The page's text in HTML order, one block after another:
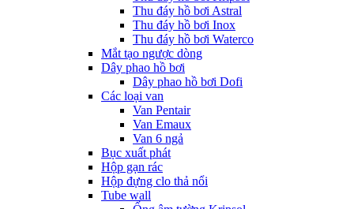
Thu đáy hồ bơi Astral
Thu đáy hồ bơi Inox
Thu đáy hồ bơi Waterco
Mắt tạo ngược dòng
Dây phao hồ bơi
Dây phao hồ bơi Dofi
Các loại van
Van Pentair
Van Emaux
Van 6 ngả
Bục xuất phát
Hộp gạn rác
Hộp đựng clo thả nổi
Tube wall